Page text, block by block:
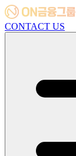
CONTACT US